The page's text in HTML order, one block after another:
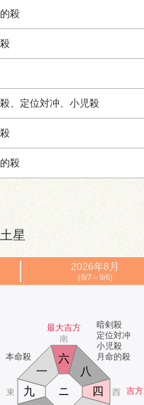
殺
、定位対冲、小児殺
殺
星
2026年8月
(8/7～9/6)
本命殺
最大吉方
暗剣殺
定位対冲
小児殺
月命的殺
吉方
南
東 西
八
九
一
ニ
四
六